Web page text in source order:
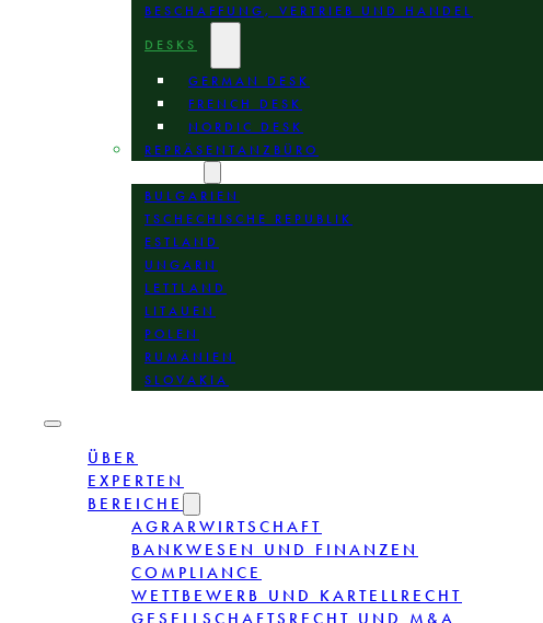
BESCHAFFUNG, VERTRIEB UND HANDEL
DESKS
GERMAN DESK
FRENCH DESK
NORDIC DESK
REPRÄSENTANZBÜRO
BULGARIEN
TSCHECHISCHE REPUBLIK
ESTLAND
UNGARN
LETTLAND
LITAUEN
POLEN
RUMÄNIEN
SLOVAKIA
ÜBER
EXPERTEN
BEREICHE
AGRARWIRTSCHAFT
BANKWESEN UND FINANZEN
COMPLIANCE
WETTBEWERB UND KARTELLRECHT
GESELLSCHAFTSRECHT UND M&A